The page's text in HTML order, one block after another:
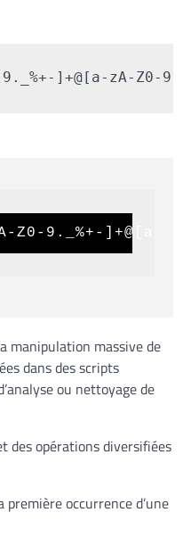
]+@[a-zA-
Z0-9._%+-
manipulation massive de
dans des scripts
ou nettoyage de
des opérations diversifiées
occurrence d’une